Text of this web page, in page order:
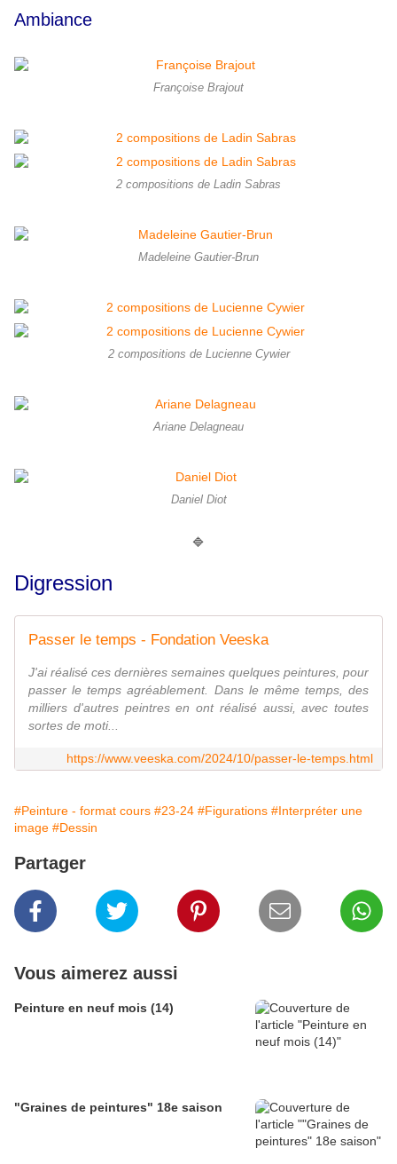
Ambiance
Françoise Brajout
2 compositions de Ladin Sabras
Madeleine Gautier-Brun
2 compositions de Lucienne Cywier
Ariane Delagneau
Daniel Diot
🔷
Digression
Passer le temps - Fondation Veeska
J'ai réalisé ces dernières semaines quelques peintures, pour
passer le temps agréablement. Dans le même temps, des
milliers d'autres peintres en ont réalisé aussi, avec toutes
sortes de moti...
https://www.veeska.com/2024/10/passer-le-temps.html
#Peinture - format cours #23-24 #Figurations #Interpréter une
image #Dessin
Partager
Vous aimerez aussi
Peinture en neuf mois (14)
"Graines de peintures" 18e saison